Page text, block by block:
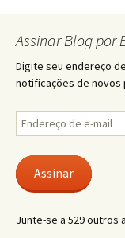
Assinar Blog por
Digite seu endereço
notificações de novos
Endereço
de
mail Assinar
Junte-se a 529 outros